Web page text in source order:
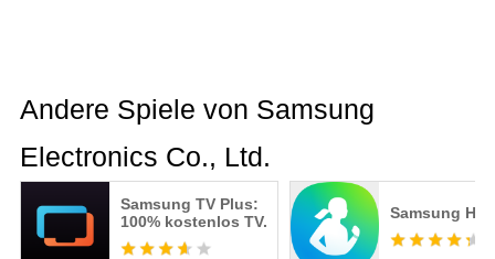
Andere Spiele von Samsung
Electronics Co., Ltd.
Samsung TV Plus:
100% kostenlos TV.
Samsung